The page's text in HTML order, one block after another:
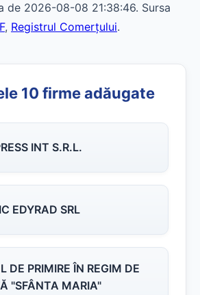
de 2026-08-08 21:38:46. Sursa
, Registrul Comerțului.
10 firme adăugate
INT S.R.L.
EDYRAD SRL
DE PRIMIRE ÎN REGIM DE
"SFÂNTA MARIA"